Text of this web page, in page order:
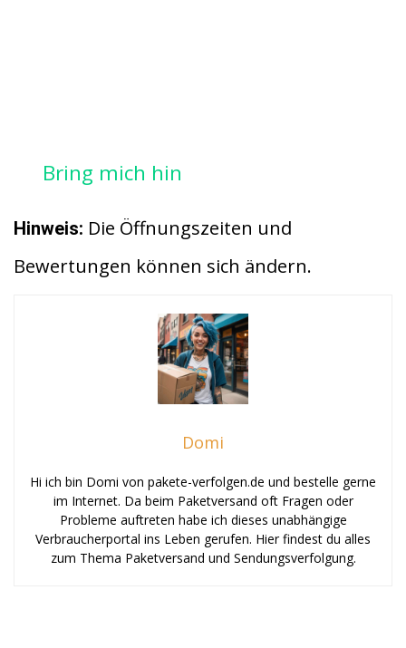
Bring mich hin
Hinweis: Die Öffnungszeiten und
Bewertungen können sich ändern.
Domi
Hi ich bin Domi von pakete-verfolgen.de und bestelle gerne
im Internet. Da beim Paketversand oft Fragen oder
Probleme auftreten habe ich dieses unabhängige
Verbraucherportal ins Leben gerufen. Hier findest du alles
zum Thema Paketversand und Sendungsverfolgung.